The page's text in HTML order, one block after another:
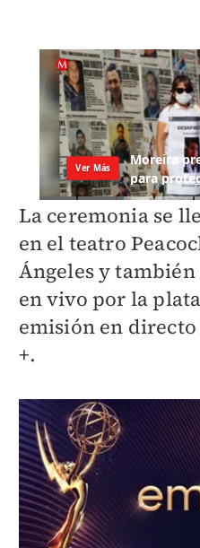
La ceremonia se
en el teatro
Ángeles y
en vivo por la
emisión en
+.